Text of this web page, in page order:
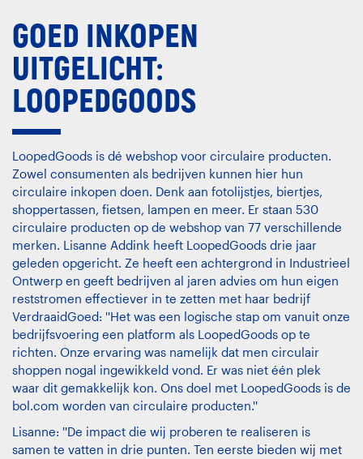
GOED INKOPEN
UITGELICHT:
LOOPEDGOODS
LoopedGoods is dé webshop voor circulaire producten.
Zowel consumenten als bedrijven kunnen hier hun
circulaire inkopen doen. Denk aan fotolijstjes, biertjes,
shoppertassen, fietsen, lampen en meer. Er staan 530
circulaire producten op de webshop van 77 verschillende
merken. Lisanne Addink heeft LoopedGoods drie jaar
geleden opgericht. Ze heeft een achtergrond in Industrieel
Ontwerp en geeft bedrijven al jaren advies om hun eigen
reststromen effectiever in te zetten met haar bedrijf
VerdraaidGoed: ''Het was een logische stap om vanuit onze
bedrijfsvoering een platform als LoopedGoods op te
richten. Onze ervaring was namelijk dat men circulair
shoppen nogal ingewikkeld vond. Er was niet één plek
waar dit gemakkelijk kon. Ons doel met LoopedGoods is de
bol.com worden van circulaire producten.''
Lisanne: ''De impact die wij proberen te realiseren is
samen te vatten in drie punten. Ten eerste bieden wij met